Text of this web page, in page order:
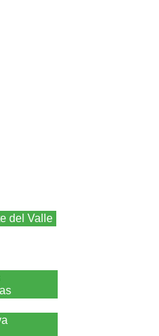
del Valle